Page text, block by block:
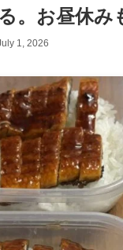
。お昼休み
1, 2026